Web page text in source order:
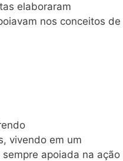
elaboraram
nos conceitos de
vivendo em um
apoiada na ação